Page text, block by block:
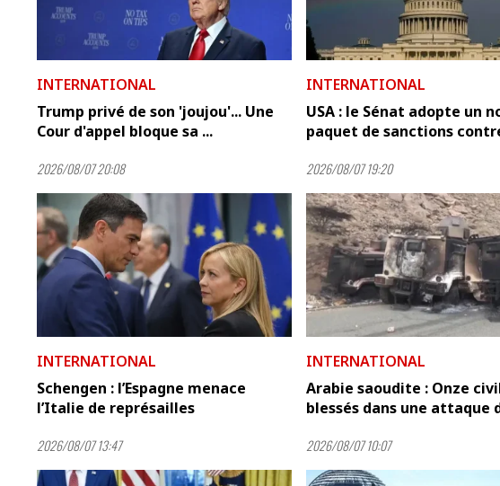
INTERNATIONAL
Trump privé de son 'joujou'... Une
Cour d'appel bloque sa ...
2026/08/07 20:08
INTERNATIONAL
USA : le Sénat adopte un
paquet de sanctions
2026/08/07 19:20
INTERNATIONAL
Schengen : l’Espagne menace
l’Italie de représailles
2026/08/07 13:47
INTERNATIONAL
Arabie saoudite : Onze
blessés dans une attaque
2026/08/07 10:07